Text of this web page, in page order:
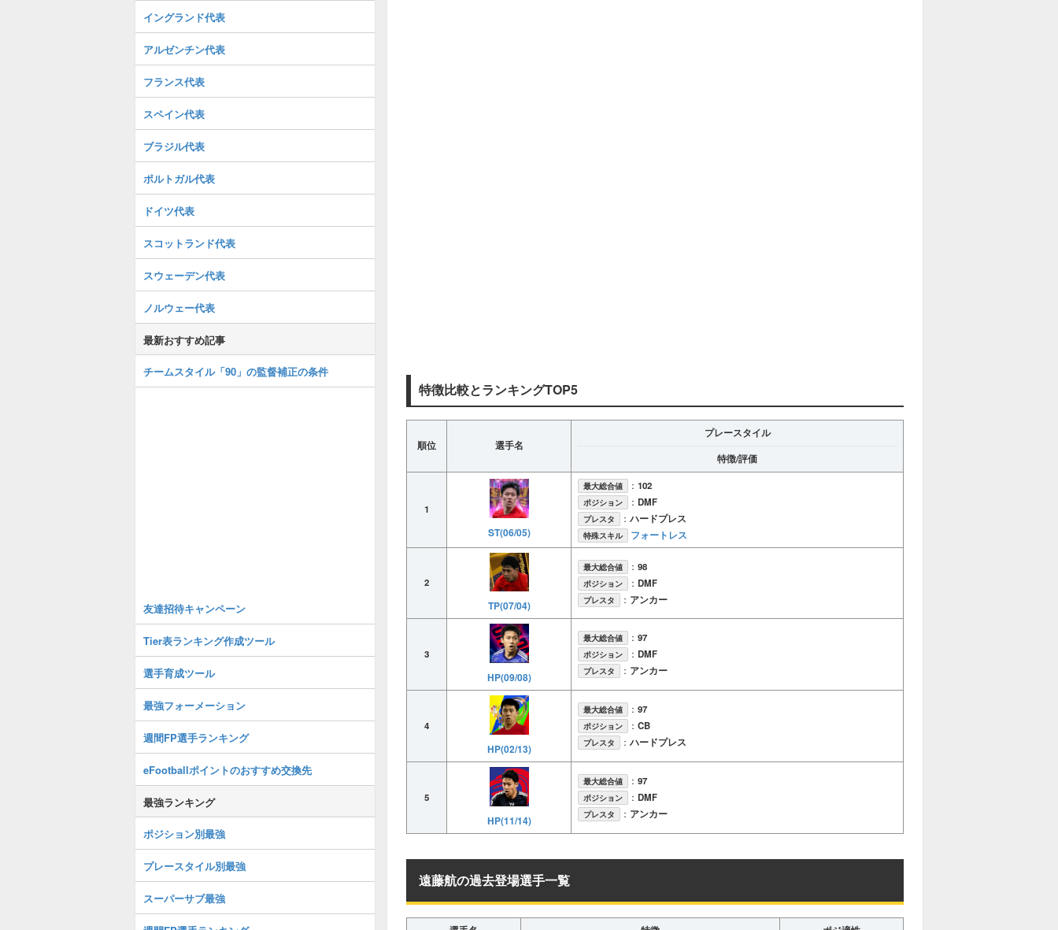
特徴比較とランキングTOP5
順位 選手名
プレースタイル
特徴/評価
1
ST(06/05)
最大総合値 ： 102
ポジション ： DMF
プレスタ ： ハードプレス
特殊スキル フォートレス
2
TP(07/04)
最大総合値 ： 98
ポジション ： DMF
プレスタ ： アンカー
3
HP(09/08)
最大総合値 ： 97
ポジション ： DMF
プレスタ ： アンカー
4
HP(02/13)
最大総合値 ： 97
ポジション ： CB
プレスタ ： ハードプレス
5
HP(11/14)
最大総合値 ： 97
ポジション ： DMF
プレスタ ： アンカー
遠藤航の過去登場選手一覧
イングランド代表
アルゼンチン代表
フランス代表
スペイン代表
ブラジル代表
ポルトガル代表
ドイツ代表
スコットランド代表
スウェーデン代表
ノルウェー代表
最新おすすめ記事
チームスタイル「90」の監督補正の条件
友達招待キャンペーン
Tier表ランキング作成ツール
選手育成ツール
最強フォーメーション
週間FP選手ランキング
eFootballポイントのおすすめ交換先
最強ランキング
ポジション別最強
プレースタイル別最強
スーパーサブ最強